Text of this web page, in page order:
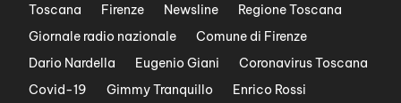
Toscana Firenze Newsline
Regione Toscana
Giornale radio nazionale
Comune di Firenze
Dario Nardella
Eugenio Giani
Coronavirus Toscana
Covid-19
Gimmy Tranquillo
Enrico Rossi